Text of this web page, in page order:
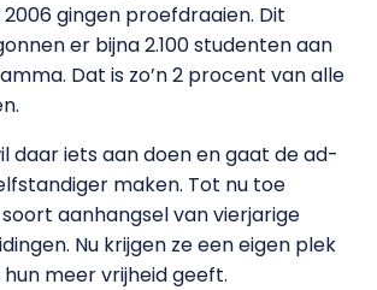
gingen proefdraaien. Dit
er bijna 2.100 studenten aan
Dat is zo’n 2 procent van alle
daar iets aan doen en gaat de ad-
maken. Tot nu toe
aanhangsel van vierjarige
Nu krijgen ze een eigen plek
meer vrijheid geeft.